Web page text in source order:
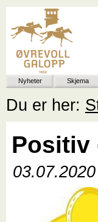
Nyheter Skjema
Du er her:
Positiv
03.07.2020